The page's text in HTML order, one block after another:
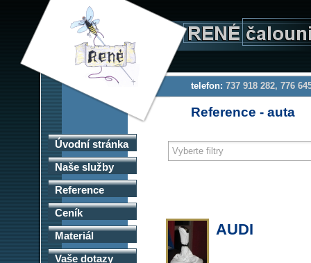
telefon: 737 918 282, 776
Reference - auta
Úvodní stránka
Naše služby
Reference
Ceník
Materiál
Vaše dotazy
AUDI